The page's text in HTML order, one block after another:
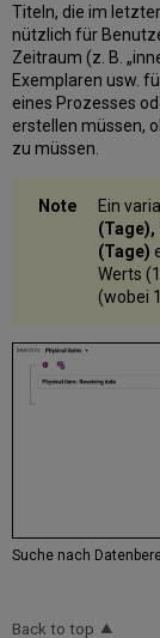
Titeln, die im
nützlich für
Zeitraum (z. B.
Exemplaren usw.
eines Prozesses
erstellen müssen,
zu müssen.
Ein
(Tage),
(Tage)
Werts
(wobei
Suche nach
Back to top